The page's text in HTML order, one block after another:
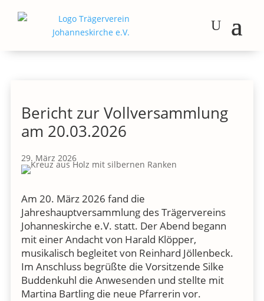
Bericht zur Vollversammlung
am 20.03.2026
29. März 2026
Am 20. März 2026 fand die
Jahreshauptversammlung des Trägervereins
Johanneskirche e.V. statt. Der Abend begann
mit einer Andacht von Harald Klöpper,
musikalisch begleitet von Reinhard Jöllenbeck.
Im Anschluss begrüßte die Vorsitzende Silke
Buddenkuhl die Anwesenden und stellte mit
Martina Bartling die neue Pfarrerin vor.